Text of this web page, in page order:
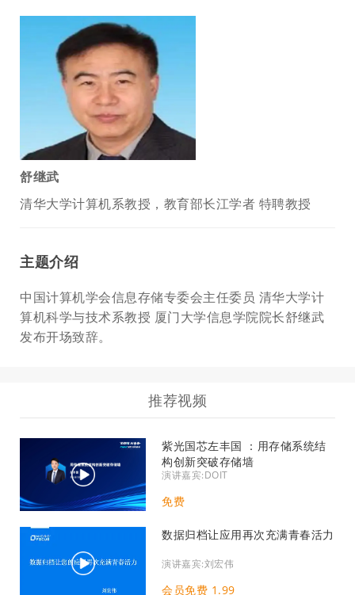
舒继武
清华大学计算机系教授，教育部长江学者 特聘教授
主题介绍
中国计算机学会信息存储专委会主任委员 清华大学计
算机科学与技术系教授 厦门大学信息学院院长舒继武
发布开场致辞。
推荐视频
紫光国芯左丰国 ：用存储系统结
构创新突破存储墙
演讲嘉宾:DOIT
免费
数据归档让应用再次充满青春活力
演讲嘉宾:刘宏伟
会员免费 1.99